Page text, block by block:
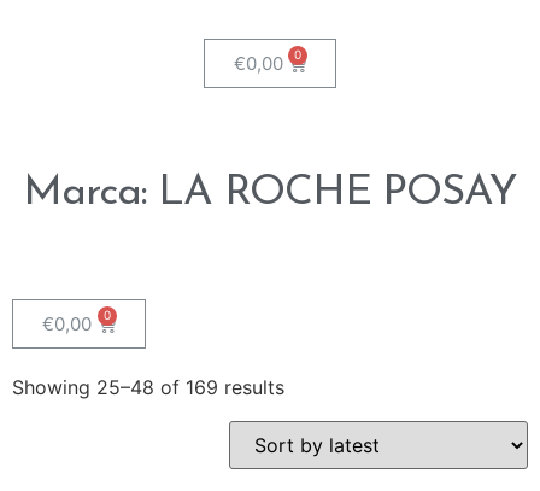
€0,00
Marca: LA ROCHE POSAY
€0,00
Showing 25–48 of 169 results